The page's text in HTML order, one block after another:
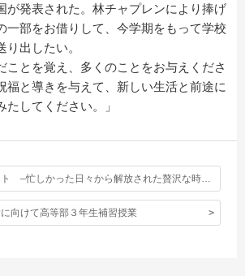
が発表された。林チャプレンにより捧げ
一部をお借りして、今学期をもって学校
り出したい。
ことを覚え、多くのことをお与えくださ
福と導きを与えて、新しい生活と前途に
してください。」
向けて高等部３年生補習授業